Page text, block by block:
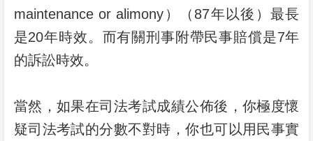
maintenance or alimony）（87年以後）最長
是20年時效。而有關刑事附帶民事賠償是7年
的訴訟時效。
當然，如果在司法考試成績公佈後，你極度懷
疑司法考試的分數不對時，你也可以用民事實